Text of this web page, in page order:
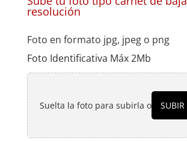
resolución
Foto en formato jpg, jpeg o png
Foto Identificativa Máx 2Mb
Suelta la foto para subirla o SUBIR